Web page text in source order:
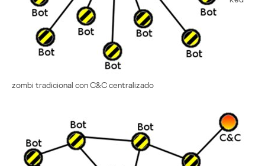
zombi tradicional con C&C centralizado